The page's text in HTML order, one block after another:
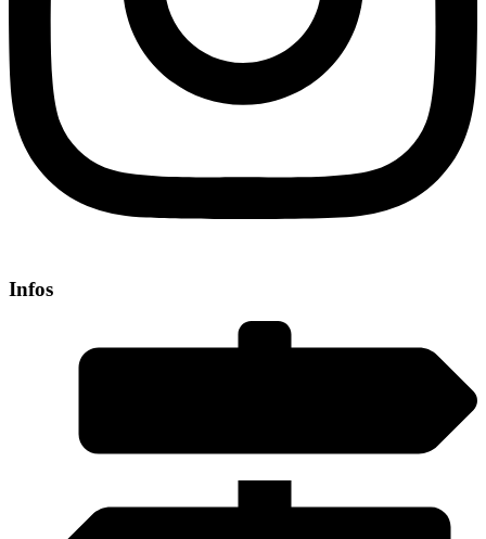
Infos